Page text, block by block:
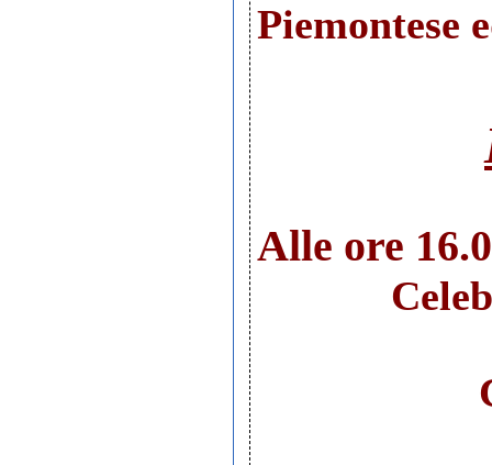
Piemontese
Alle ore